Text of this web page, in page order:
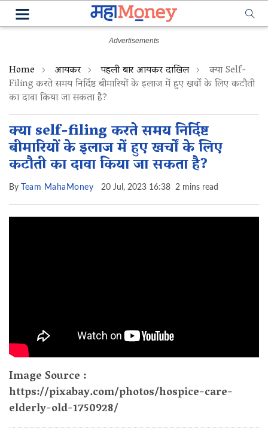
Home आयकर पहली बार आयकर दाखिल क्या Self-
Filing करते समय निर्दिष्ट बीमारियों के इलाज में हुए खर्चों के लिए कटौती
का दावा किया जा सकता है?
क्या self-filing करते समय निर्दिष्ट
बीमारियों के इलाज में हुए खर्चों के लिए
कटौती का दावा किया जा सकता है?
By Team MahaMoney 20 Jul, 2023 16:38 2 mins read
Image Source :
https://pixabay.com/photos/hospice-care-
elderly-old-1750928/